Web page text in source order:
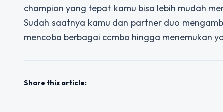
champion yang tepat, kamu bisa lebih mudah
Sudah saatnya kamu dan partner duo
mencoba berbagai combo hingga menemukan
Share this article: